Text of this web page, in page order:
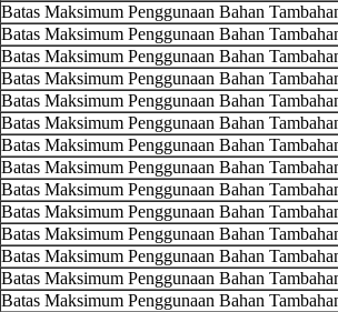
Batas Maksimum Penggunaan Bahan
Batas Maksimum Penggunaan Bahan
Batas Maksimum Penggunaan Bahan
Batas Maksimum Penggunaan Bahan
Batas Maksimum Penggunaan Bahan
Batas Maksimum Penggunaan Bahan
Batas Maksimum Penggunaan Bahan
Batas Maksimum Penggunaan Bahan
Batas Maksimum Penggunaan Bahan
Batas Maksimum Penggunaan Bahan
Batas Maksimum Penggunaan Bahan
Batas Maksimum Penggunaan Bahan
Batas Maksimum Penggunaan Bahan
Batas Maksimum Penggunaan Bahan